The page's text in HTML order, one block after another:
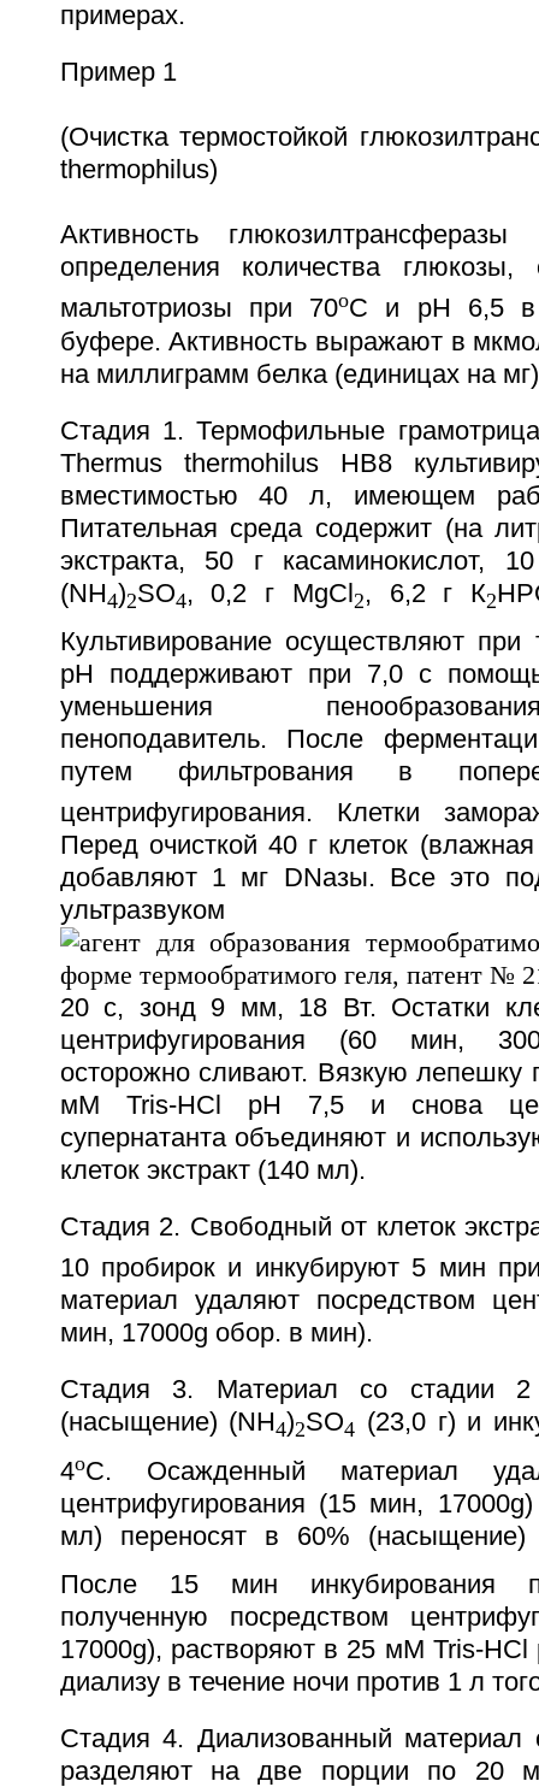
примерах.
Пример 1
(Очистка термостойкой
thermophilus)
Активность
определения количества глюкозы,
мальтотриозы при 70oС и рН 6,5 в
буфере. Активность выражают в
на миллиграмм белка (единицах на
Стадия 1. Термофильные
Thermus thermohilus HB8
вместимостью 40 л, имеющем
Питательная среда содержит (на
экстракта, 50 г касаминокислот,
(NH4)2SО4, 0,2 г MgCl 2, 6,2 г К2
Культивирование осуществляют при
рН поддерживают при 7,0 с
уменьшения
пеноподавитель. После
путем фильтрования в
центрифугирования. Клетки
Перед очисткой 40 г клеток
добавляют 1 мг DNазы. Все это
20 с, зонд 9 мм, 18 Вт. Остатки
центрифугирования (60 мин,
осторожно сливают. Вязкую
мМ Tris-НСl рН 7,5 и снова
супернатанта объединяют и
клеток экстракт (140 мл).
Стадия 2. Свободный от клеток
10 пробирок и инкубируют 5 мин
материал удаляют посредством
мин, 17000g обор. в мин).
Стадия 3. Материал со стадии
(насыщение) (NH4)2SO4 (23,0 г) и
4oС. Осажденный материал
центрифугирования (15 мин,
мл) переносят в 60% (насыщение)
После 15 мин инкубирования
полученную посредством
17000g), растворяют в 25 мМ Tris-
диализу в течение ночи против 1 л
Стадия 4. Диализованный
разделяют на две порции по 20